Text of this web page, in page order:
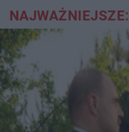
NAJWAŻNIEJSZE: